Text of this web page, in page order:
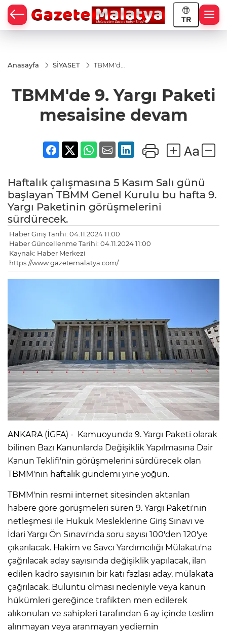
TR
Anasayfa SİYASET
TBMM'de
mesaisine
devam
TBMM'de 9. Yargı Paketi
mesaisine devam
Haftalık çalışmasına 5 Kasım Salı günü
başlayan TBMM Genel Kurulu bu hafta 9.
Yargı Paketinin görüşmelerini
sürdürecek.
Haber Giriş Tarihi: 04.11.2024 11:00
Haber Güncellenme Tarihi: 04.11.2024 11:00
Kaynak: Haber Merkezi
https://www.gazetemalatya.com/
ANKARA (İGFA) - Kamuoyunda 9. Yargı Paketi olarak
bilinen Bazı Kanunlarda Değişiklik Yapılmasına Dair
Kanun Teklifi'nin görüşmelerini sürdürecek olan
TBMM'nin haftalık gündemi yine yoğun.
TBMM'nin resmi internet sitesinden aktarılan
habere göre görüşmeleri süren 9. Yargı Paketi'nin
netleşmesi ile Hukuk Mesleklerine Giriş Sınavı ve
İdari Yargı Ön Sınavı'nda soru sayısı 100'den 120'ye
çıkarılacak. Hakim ve Savcı Yardımcılığı Mülakatı'na
çağrılacak aday sayısında değişiklik yapılacak, ilan
edilen kadro sayısının bir katı fazlası aday, mülakata
çağrılacak. Buluntu olması nedeniyle veya kanun
hükümleri gereğince trafikten men edilerek
alıkonulan ve sahipleri tarafından 6 ay içinde teslim
alınmayan veya aranmayan yediemin